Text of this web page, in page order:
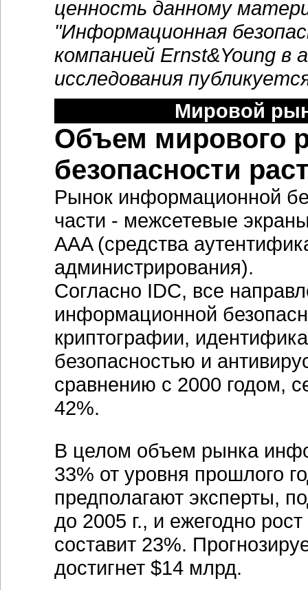
ценность данному
"Информационная
компанией Ernst&Young в
исследования
Мировой
Объем мирового
безопасности
Рынок информационной
части - межсетевые
AAA (средства
администрирования).
Согласно IDC, все
информационной
криптографии,
безопасностью и
сравнению с 2000 годом,
42%.
В целом объем рынка
33% от уровня прошлого
предполагают эксперты,
до 2005 г., и ежегодно
составит 23%.
достигнет $14 млрд.